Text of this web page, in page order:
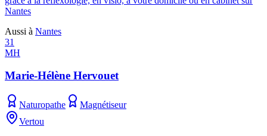
Nantes
Aussi à Nantes
31
MH
Marie-Hélène Hervouet
Naturopathe
Magnétiseur
Vertou